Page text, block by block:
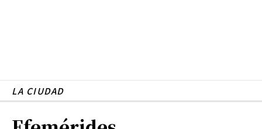
LA CIUDAD